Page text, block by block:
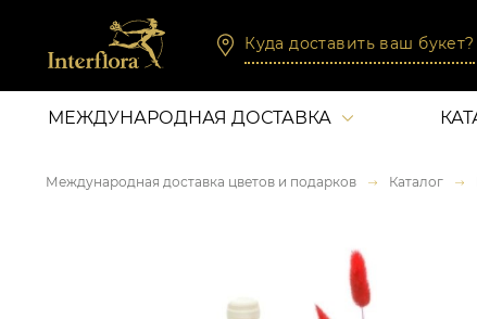
Куда доставить ваш букет?
МЕЖДУНАРОДНАЯ ДОСТАВКА
Международная доставка цветов и подарков Каталог